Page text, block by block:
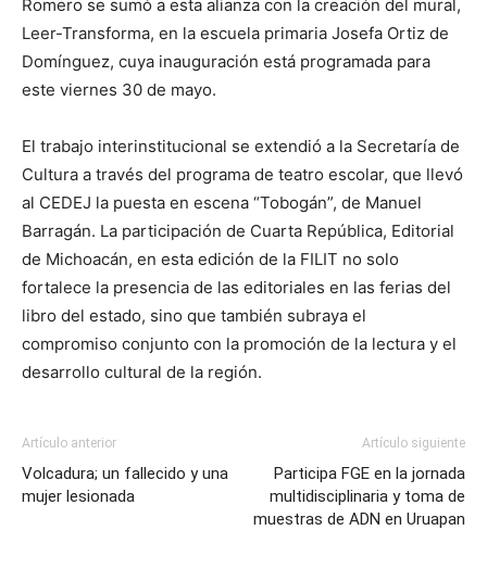
Romero se sumó a esta alianza con la creación del mural,
Leer-Transforma, en la escuela primaria Josefa Ortiz de
Domínguez, cuya inauguración está programada para
este viernes 30 de mayo.
El trabajo interinstitucional se extendió a la Secretaría de
Cultura a través del programa de teatro escolar, que llevó
al CEDEJ la puesta en escena “Tobogán”, de Manuel
Barragán. La participación de Cuarta República, Editorial
de Michoacán, en esta edición de la FILIT no solo
fortalece la presencia de las editoriales en las ferias del
libro del estado, sino que también subraya el
compromiso conjunto con la promoción de la lectura y el
desarrollo cultural de la región.
Artículo anterior
Volcadura; un fallecido y una
mujer lesionada
Artículo siguiente
Participa FGE en la jornada
multidisciplinaria y toma de
muestras de ADN en Uruapan